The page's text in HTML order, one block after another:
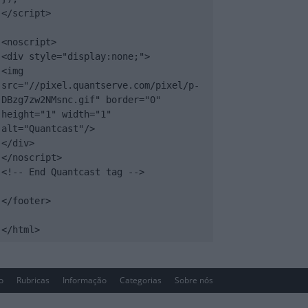
</script>
<noscript>
<div style="display:none;">
<img
src="//pixel.quantserve.com/pixel/p-
DBzg7zw2NMsnc.gif" border="0"
height="1" width="1"
alt="Quantcast"/>
</div>
</noscript>
<!-- End Quantcast tag -->
</footer>
</html>
Rubricas Informação Categorias Sobre nós